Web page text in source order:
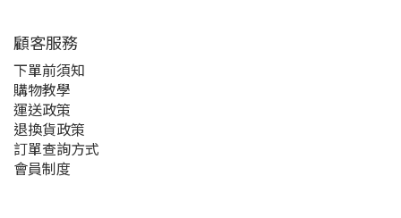
顧客服務
下單前須知
購物教學
運送政策
退換貨政策
訂單查詢方式
會員制度